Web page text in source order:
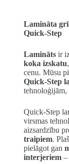
Lamināta
Quick-Step
Laminātsir
koka izskatu
cenu. Mūsu
Quick-Step
Quick-Step
virsmas
aizsardzību
traipiem.
pielāgot gan
interjeriem–